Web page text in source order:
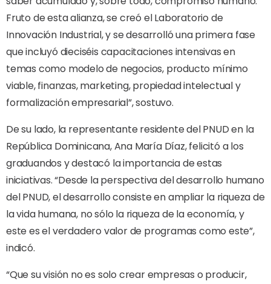
Fruto de esta alianza, se creó el Laboratorio de
Innovación Industrial, y se desarrolló una primera fase
que incluyó dieciséis capacitaciones intensivas en
temas como modelo de negocios, producto mínimo
viable, finanzas, marketing, propiedad intelectual y
formalización empresarial”, sostuvo.
De su lado, la representante residente del PNUD en la
República Dominicana, Ana María Díaz, felicitó a los
graduandos y destacó la importancia de estas
iniciativas. “Desde la perspectiva del desarrollo humano
del PNUD, el desarrollo consiste en ampliar la riqueza de
la vida humana, no sólo la riqueza de la economía, y
este es el verdadero valor de programas como este”,
indicó.
“Que su visión no es solo crear empresas o producir,